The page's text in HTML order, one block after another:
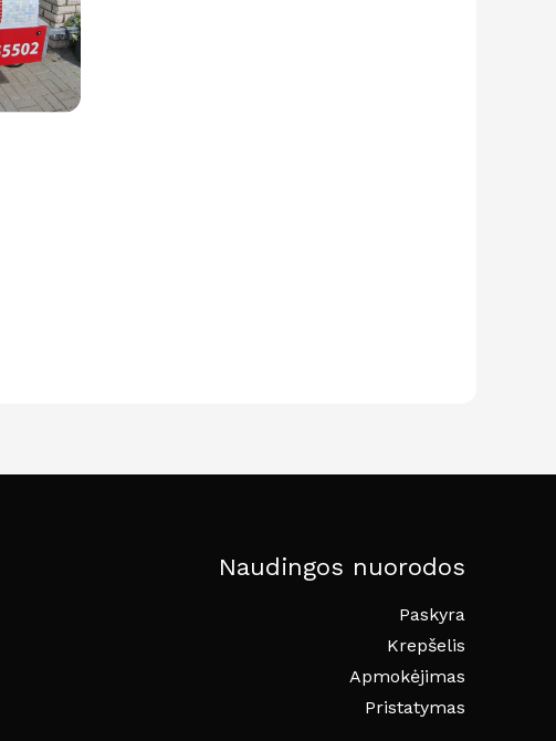
Naudingos nuorodos
Paskyra
Krepšelis
Apmokėjimas
Pristatymas